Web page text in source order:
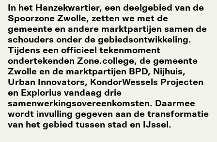
In het Hanzekwartier, een deelgebied van de
Spoorzone Zwolle, zetten we met de
gemeente en andere marktpartijen samen de
schouders onder de gebiedsontwikkeling.
Tijdens een officieel tekenmoment
ondertekenden Zone.college, de gemeente
Zwolle en de marktpartijen BPD, Nijhuis,
Urban Innovators, KondorWessels Projecten
en Explorius vandaag drie
samenwerkingsovereenkomsten. Daarmee
wordt invulling gegeven aan de transformatie
van het gebied tussen stad en IJssel.